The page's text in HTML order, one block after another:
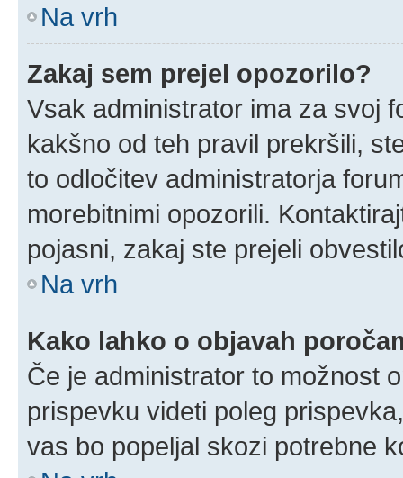
Na vrh
Zakaj sem prejel opozorilo?
Vsak administrator ima za svoj
kakšno od teh pravil prekršili,
to odločitev administratorja
morebitnimi opozorili.
pojasni, zakaj ste prejeli
Na vrh
Kako lahko o objavah
Če je administrator to možnost
prispevku videti poleg
vas bo popeljal skozi potrebne